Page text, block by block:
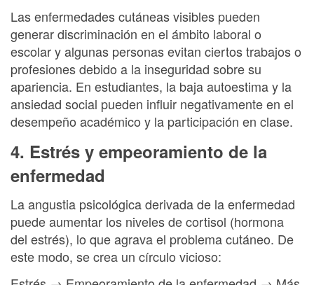
Las enfermedades cutáneas visibles pueden
generar discriminación en el ámbito laboral o
escolar y algunas personas evitan ciertos trabajos o
profesiones debido a la inseguridad sobre su
apariencia. En estudiantes, la baja autoestima y la
ansiedad social pueden influir negativamente en el
desempeño académico y la participación en clase.
4. Estrés y empeoramiento de la
enfermedad
La angustia psicológica derivada de la enfermedad
puede aumentar los niveles de cortisol (hormona
del estrés), lo que agrava el problema cutáneo. De
este modo, se crea un círculo vicioso: